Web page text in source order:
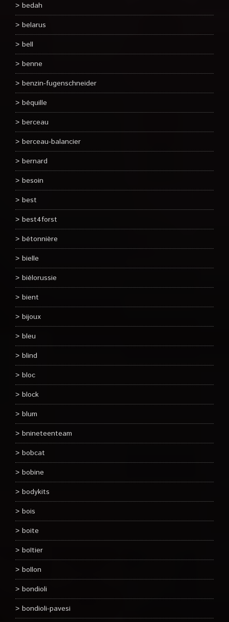
bedah
belarus
bell
benne
benzin-fugenschneider
béquille
berceau
berceau-balancier
bernard
besoin
best
best4forst
bétonnière
bielle
biélorussie
bient
bijoux
bleu
blind
bloc
block
blum
bnineteenteam
bobcat
bobine
bodykits
bois
boite
boîtier
bollon
bondioli
bondioli-pavesi